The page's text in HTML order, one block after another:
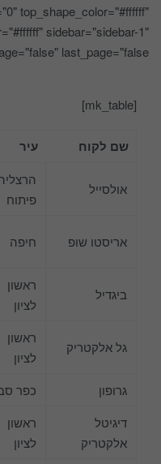
top_shape_color="#ffffff"
sidebar="sidebar-1"
last_page="false"]
[mk_table]
שם לקוח עיר
אולסייל
פיתוח
אריסטו שופ חיפה
ביגדיל
ראשון
לציון
גל אלקטריק
ראשון
לציון
גרופון
כפר
דיגיטל
אלקטריק
ראשון
לציון